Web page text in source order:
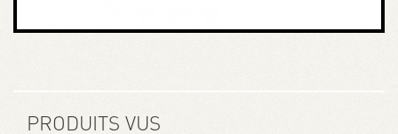
PRODUITS VUS